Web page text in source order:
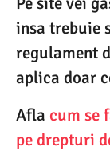
insa trebuie
regulament
aplica doar
Afla cum se
pe drepturi